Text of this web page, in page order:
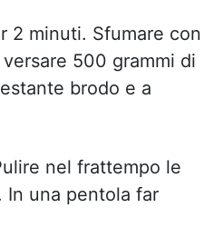
2 minuti. Sfumare con
500 grammi di
brodo e a
nel frattempo le
In una pentola far